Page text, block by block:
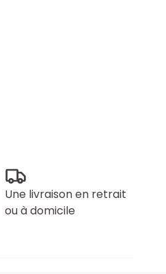
Une livraison en retrait
ou à domicile